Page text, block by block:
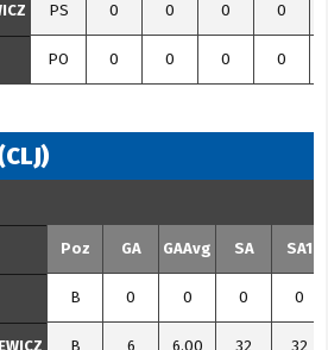
PS 0 0 0 0
PO 0 0 0 0
Poz GA GAAvg SA SA1
B 0 0 0 0
B 6 6.00 32 32